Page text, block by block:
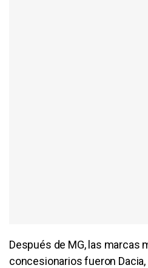
Después de MG, las marcas
concesionarios fueron